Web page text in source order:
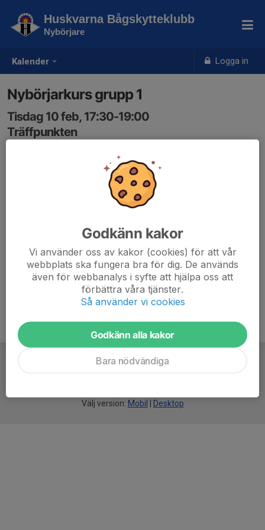
Kalender Logga in
Huskvarna Bågskytteklubb
Nybörjare
Nybörjarkurs grupp 1
Tisdag 10 feb, 17:30-19:00
Träffpunkten
Välj version: Mobil Desktop
Godkänn kakor
Vi använder oss av kakor (cookies) för att vår
webbplats ska fungera bra för dig. De används
även för webbanalys i syfte att hjälpa oss att
förbättra våra tjänster.
Så använder vi cookies
Godkänn alla kakor
Bara nödvändiga